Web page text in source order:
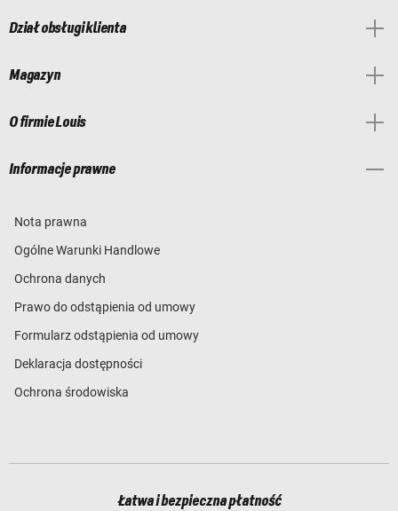
Dział obsługi klienta
Magazyn
O firmie Louis
Informacje prawne
Nota prawna
Ogólne Warunki Handlowe
Ochrona danych
Prawo do odstąpienia od umowy
Formularz odstąpienia od umowy
Deklaracja dostępności
Ochrona środowiska
Łatwa i bezpieczna płatność